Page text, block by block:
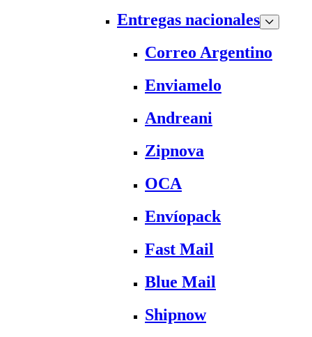
Entregas nacionales
Correo Argentino
Enviamelo
Andreani
Zipnova
OCA
Envíopack
Fast Mail
Blue Mail
Shipnow